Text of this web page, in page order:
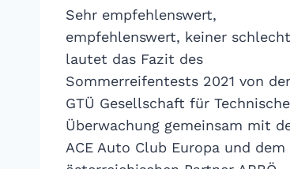
Sehr empfehlenswert,
empfehlenswert, keiner
lautet das Fazit des
Sommerreifentests 2021 von der
GTÜ Gesellschaft für Technische
Überwachung gemeinsam mit
ACE Auto Club Europa und dem